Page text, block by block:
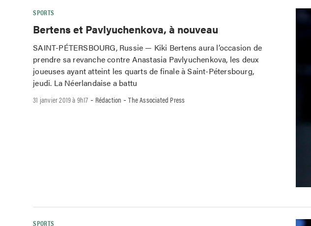
SPORTS
Bertens et Pavlyuchenkova, à nouveau
SAINT-PÉTERSBOURG, Russie — Kiki Bertens aura l’occasion de
prendre sa revanche contre Anastasia Pavlyuchenkova, les deux
joueuses ayant atteint les quarts de finale à Saint-Pétersbourg,
jeudi. La Néerlandaise a battu
31 janvier 2019 à 9h17 - Rédaction -The Associated Press
SPORTS